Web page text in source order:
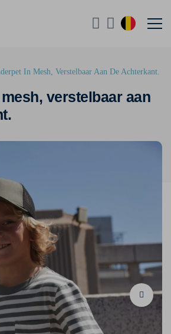
verstelbaar aan
In Mesh, Verstelbaar Aan De Achterkant.